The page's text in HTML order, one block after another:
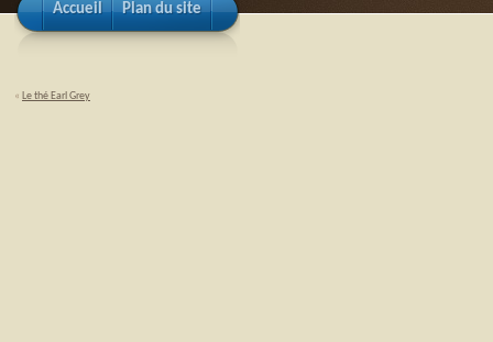
Accueil Plan du site
« Le thé Earl Grey